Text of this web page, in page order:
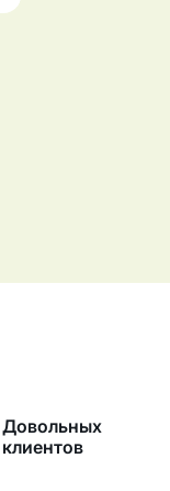
Довольных
клиентов